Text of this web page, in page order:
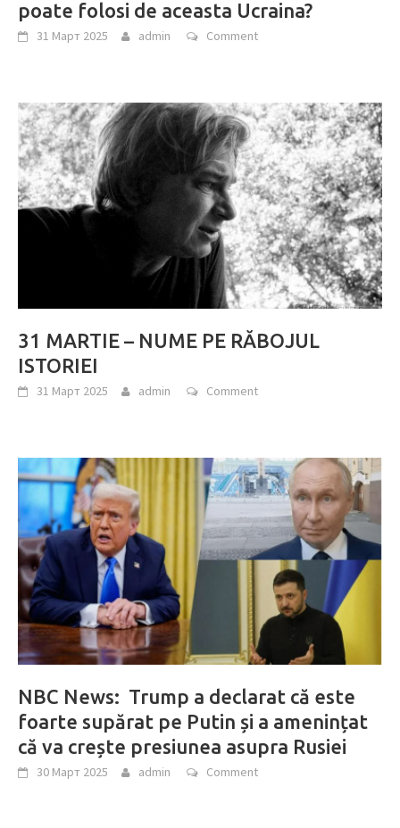
poate folosi de aceasta Ucraina?
31 Март 2025 admin Comment
31 MARTIE – NUME PE RĂBOJUL
ISTORIEI
31 Март 2025 admin Comment
NBC News: Trump a declarat că este
foarte supărat pe Putin și a amenințat
că va crește presiunea asupra Rusiei
30 Март 2025 admin Comment